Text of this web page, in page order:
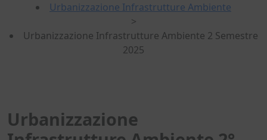
Urbanizzazione Infrastrutture Ambiente
>
Urbanizzazione Infrastrutture Ambiente 2 Semestre
2025
Urbanizzazione